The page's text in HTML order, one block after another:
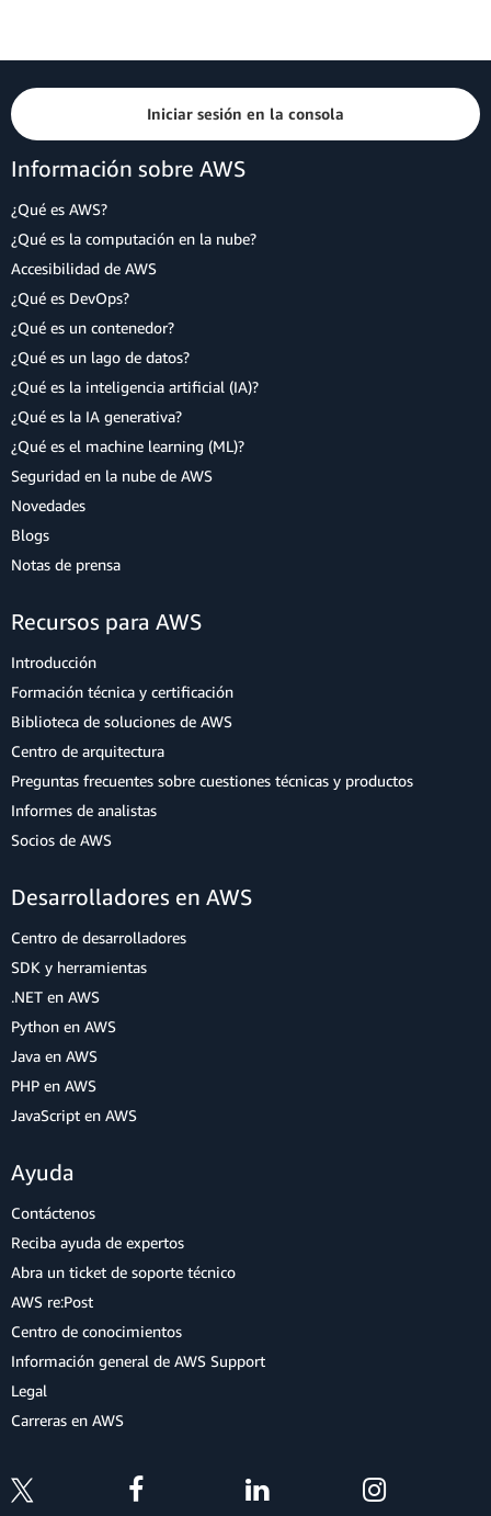
Iniciar sesión en la consola
Información sobre AWS
¿Qué es AWS?
¿Qué es la computación en la nube?
Accesibilidad de AWS
¿Qué es DevOps?
¿Qué es un contenedor?
¿Qué es un lago de datos?
¿Qué es la inteligencia artificial (IA)?
¿Qué es la IA generativa?
¿Qué es el machine learning (ML)?
Seguridad en la nube de AWS
Novedades
Blogs
Notas de prensa
Recursos para AWS
Introducción
Formación técnica y certificación
Biblioteca de soluciones de AWS
Centro de arquitectura
Preguntas frecuentes sobre cuestiones técnicas y productos
Informes de analistas
Socios de AWS
Desarrolladores en AWS
Centro de desarrolladores
SDK y herramientas
.NET en AWS
Python en AWS
Java en AWS
PHP en AWS
JavaScript en AWS
Ayuda
Contáctenos
Reciba ayuda de expertos
Abra un ticket de soporte técnico
AWS re:Post
Centro de conocimientos
Información general de AWS Support
Legal
Carreras en AWS